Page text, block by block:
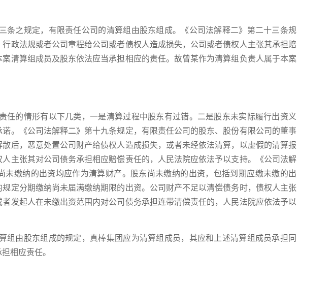
条之规定，有限责任公司的清算组由股东组成。《公司法解释二》第二十三条规
政法规或者公司章程给公司或者债权人造成损失，公司或者债权人主张其承担赔
清算组成员及股东依法应当承担相应的责任。故曾某作为清算组负责人属于本案
任的情形有以下几类，一是清算过程中股东有过错。二是股东未实际履行出资义
。《公司法解释二》第十九条规定，有限责任公司的股东、股份有限公司的董事
后，恶意处置公司财产给债权人造成损失，或者未经依法清算，以虚假的清算报
主张其对公司债务承担相应赔偿责任的，人民法院应依法予以支持。《公司法解
未缴纳的出资均应作为清算财产。股东尚未缴纳的出资，包括到期应缴未缴的出
定分期缴纳尚未届满缴纳期限的出资。公司财产不足以清偿债务时，债权人主张
发起人在未缴出资范围内对公司债务承担连带清偿责任的，人民法院应依法予以
组由股东组成的规定，真棒集团应为清算组成员，其应和上述清算组成员承担同
相应责任。